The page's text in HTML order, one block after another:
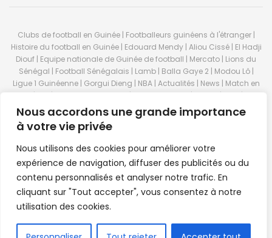
Nous accordons une grande importance
à votre vie privée
Nous utilisons des cookies pour améliorer votre
expérience de navigation, diffuser des publicités ou du
contenu personnalisés et analyser notre trafic. En
cliquant sur "Tout accepter", vous consentez à notre
utilisation des cookies.
Clubs de football en Guinée | Footballeurs guinéens à l'étranger |
Histoire du football en Guinée | Edouard Mendy | Aliou Cissé | El Hadji
Diouf | Equipe nationale de Guinée de football | Mercato | Lions du
Sénégal | Football Sénégalais | Lamb | Balla Gaye 2 | Modou Lô |
Ligue 1 Guinéenne | Gorgui Dieng | NBA | Actualités | News | Match en
direct | But | Actualité au Guinée | Premier League | Ligue 1 | Liga | Serie
A | LSFP | Conakry | Guinée | Sport Guineen | Basket Guineens | Foot
Guineen | Handball Guinee | Match Guinee | Championnat Guinée |
Stade du 28 septembre | Coupe d'Afrique des nations de football |
Equipe de Guinee| Equipe national de Guinée | Senegal Equipe |
Guinée | Le Senegal | Dakar | Coupe de Guinée | Stade du 28
septembre | Foot Club | Sport Guinee | Sport Senegal | Paris Foot |
Sport en direct | Boxe | Sénégal Dakar | La Guinée | Live Sport | RTG |
Guinee en direct | Foot en direct | Foot direct | Eurosports | Football
direct | Vidéo | Télécharger Africasport | Clubs de football guinéens |
FR